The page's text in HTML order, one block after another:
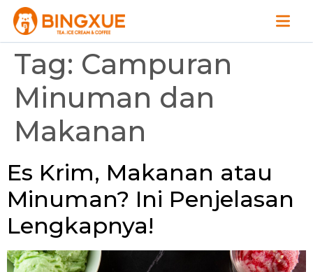
Tag: Campuran
Minuman dan
Makanan
Es Krim, Makanan atau
Minuman? Ini Penjelasan
Lengkapnya!